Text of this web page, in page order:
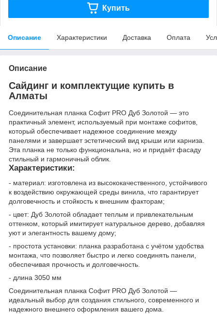
Купить
Описание Характеристики Доставка Оплата
Описание
Сайдинг и комплектущие купить в
Алматы
Соединительная планка Софит PRO Дуб Золотой — это
практичный элемент, используемый при монтаже софитов,
который обеспечивает надежное соединение между
панелями и завершает эстетический вид крыши или карниза.
Эта планка не только функциональна, но и придаёт фасаду
стильный и гармоничный облик.
Характеристики:
- материал: изготовлена из высококачественного, устойчивого
к воздействию окружающей среды винила, что гарантирует
долговечность и стойкость к внешним факторам;
- цвет: Дуб Золотой обладает теплым и привлекательным
оттенком, который имитирует натуральное дерево, добавляя
уют и элегантность вашему дому;
- простота установки: планка разработана с учётом удобства
монтажа, что позволяет быстро и легко соединять панели,
обеспечивая прочность и долговечность.
- длина 3050 мм
Соединительная планка Софит PRO Дуб Золотой —
идеальный выбор для создания стильного, современного и
надежного внешнего оформления вашего дома.